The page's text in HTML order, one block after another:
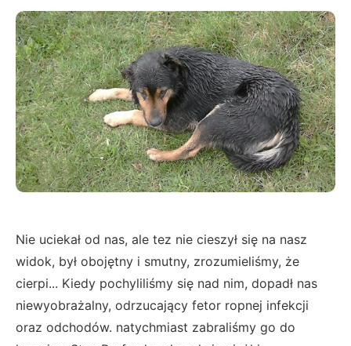
Nie uciekał od nas, ale tez nie cieszył się na nasz
widok, był obojętny i smutny, zrozumieliśmy, że
cierpi... Kiedy pochyliliśmy się nad nim, dopadł nas
niewyobrażalny, odrzucający fetor ropnej infekcji
oraz odchodów. natychmiast zabraliśmy go do